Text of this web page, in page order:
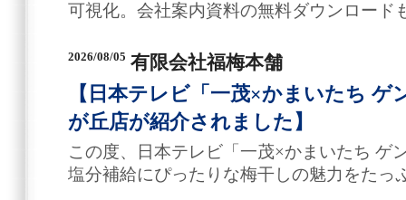
可視化。会社案内資料の無料ダウンロード
2026/08/05 有限会社福梅本舗
【日本テレビ「一茂×かまいたち ゲ
が丘店が紹介されました】
この度、日本テレビ「一茂×かまいたち ゲ
塩分補給にぴったりな梅干しの魅力をたっ